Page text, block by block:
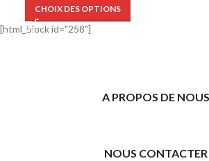
CHOIX DES OPTIONS
[html_block id="258"]
A PROPOS DE NOUS
NOUS CONTACTER